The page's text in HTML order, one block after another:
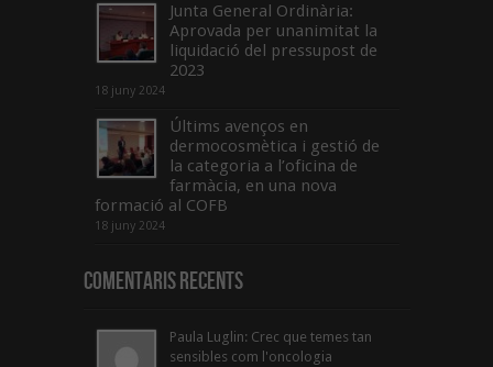
Junta General Ordinària:
Aprovada per unanimitat la
liquidació del pressupost de
2023
18 juny 2024
Últims avenços en
dermocosmètica i gestió de
la categoria a l’oficina de
farmàcia, en una nova
formació al COFB
18 juny 2024
Comentaris Recents
Paula Luglin: Crec que temes tan
sensibles com l'oncologia